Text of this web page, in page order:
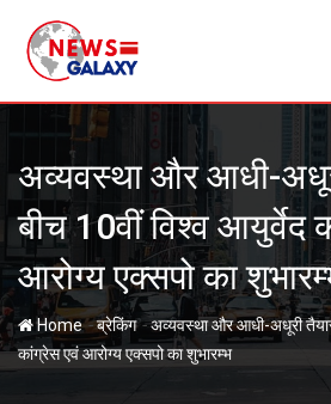
content
अव्यवस्था और आधी-
बीच 10वीं विश्व आयुर्वेद
आरोग्य एक्सपो का
Home-ब्रेकिंग-अव्यवस्था और आधी-अधूरी
कांग्रेस एवं आरोग्य एक्सपो का शुभारम्भ